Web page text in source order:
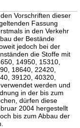
Vorschriften dieser
Fassung
in den Verkehr
der Bestände
jedoch bei der
die Stoffe mit
14950, 15310,
18640, 22420,
39120, 40320,
werden und
in der bis zum
dürfen diese
2004 hergestellt
bis zum Abbau der